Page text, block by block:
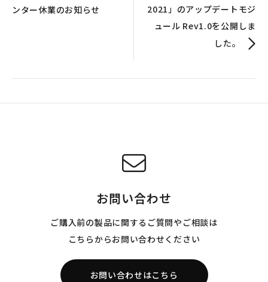
ンター休業のお知らせ
2021」のアップデートモジ
ュール Rev1.0を公開しま
した。
お問い合わせ
ご購入前の製品に関するご質問やご相談は
こちらからお問い合わせください
お問い合わせはこちら